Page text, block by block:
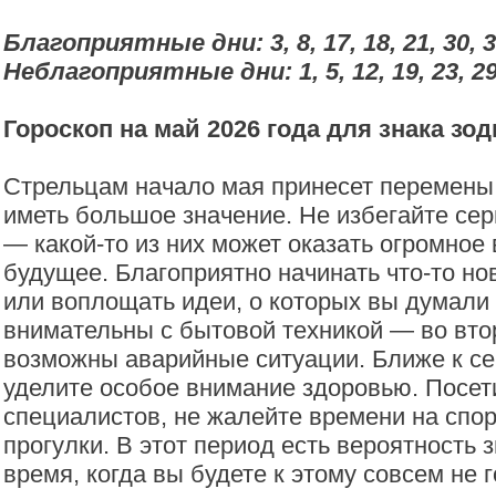
Благоприятные дни: 3, 8, 17, 18, 21, 30,
Неблагоприятные дни: 1, 5, 12, 19, 23,
Гороскоп на май 2026 года для знака
Стрельцам начало мая принесет
иметь большое значение. Не избегайте
— какой-то из них может оказать
будущее. Благоприятно начинать что-то
или воплощать идеи, о которых вы думали
внимательны с бытовой техникой — во
возможны аварийные ситуации. Ближе к
уделите особое внимание здоровью.
специалистов, не жалейте времени на
прогулки. В этот период есть вероятность
время, когда вы будете к этому совсем не